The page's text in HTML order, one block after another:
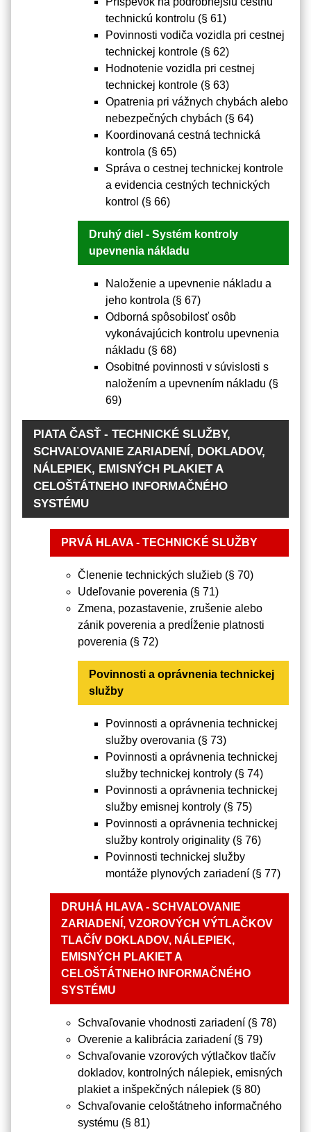
technickú kontrolu (§ 61)
Povinnosti vodiča vozidla pri cestnej
technickej kontrole (§ 62)
Hodnotenie vozidla pri cestnej
technickej kontrole (§ 63)
Opatrenia pri vážnych chybách alebo
nebezpečných chybách (§ 64)
Koordinovaná cestná technická
kontrola (§ 65)
Správa o cestnej technickej kontrole
a evidencia cestných technických
kontrol (§ 66)
Druhý diel - Systém kontroly
upevnenia nákladu
Naloženie a upevnenie nákladu a
jeho kontrola (§ 67)
Odborná spôsobilosť osôb
vykonávajúcich kontrolu upevnenia
nákladu (§ 68)
Osobitné povinnosti v súvislosti s
naložením a upevnením nákladu (§
69)
PIATA ČASŤ - TECHNICKÉ SLUŽBY,
SCHVAĽOVANIE ZARIADENÍ, DOKLADOV,
NÁLEPIEK, EMISNÝCH PLAKIET A
CELOŠTÁTNEHO INFORMAČNÉHO
SYSTÉMU
PRVÁ HLAVA - TECHNICKÉ SLUŽBY
Členenie technických služieb (§ 70)
Udeľovanie poverenia (§ 71)
Zmena, pozastavenie, zrušenie alebo
zánik poverenia a predĺženie platnosti
poverenia (§ 72)
Povinnosti a oprávnenia technickej
služby
Povinnosti a oprávnenia technickej
služby overovania (§ 73)
Povinnosti a oprávnenia technickej
služby technickej kontroly (§ 74)
Povinnosti a oprávnenia technickej
služby emisnej kontroly (§ 75)
Povinnosti a oprávnenia technickej
služby kontroly originality (§ 76)
Povinnosti technickej služby
montáže plynových zariadení (§ 77)
DRUHÁ HLAVA - SCHVAĽOVANIE
ZARIADENÍ, VZOROVÝCH VÝTLAČKOV
TLAČÍV DOKLADOV, NÁLEPIEK,
EMISNÝCH PLAKIET A
CELOŠTÁTNEHO INFORMAČNÉHO
SYSTÉMU
Schvaľovanie vhodnosti zariadení (§ 78)
Overenie a kalibrácia zariadení (§ 79)
Schvaľovanie vzorových výtlačkov tlačív
dokladov, kontrolných nálepiek, emisných
plakiet a inšpekčných nálepiek (§ 80)
Schvaľovanie celoštátneho informačného
systému (§ 81)